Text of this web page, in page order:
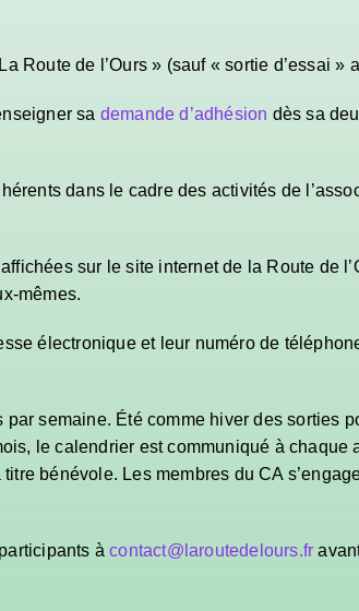
Route de l’Ours » (sauf « sortie d’essai »
sa demande d’adhésion dès sa
dans le cadre des activités de
sur le site internet de la Route de
mêmes.
électronique et leur numéro de
semaine. Été comme hiver des sorties
le calendrier est communiqué à chaque
bénévole. Les membres du CA
àcontact@laroutedelours.fr